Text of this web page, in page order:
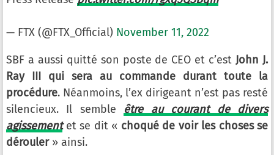
— FTX (@FTX_Official) November 11, 2022
SBF a aussi quitté son poste de CEO et c’est John J.
Ray III qui sera au commande durant toute la
procédure. Néanmoins, l’ex dirigeant n’est pas resté
silencieux. Il semble être au courant de divers
agissementet se dit « choqué de voir les choses se
dérouler» ainsi.